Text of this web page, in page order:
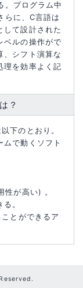
。プログラム中
らに、C言語は
して設計された
ベルの操作がで
、シフト演算な
理を効率よく記
？
下のとおり。
ムで動くソフト
性が高い) 。
。
とができるア